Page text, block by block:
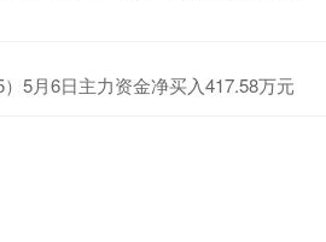
5月6日主力资金净买入417.58万元